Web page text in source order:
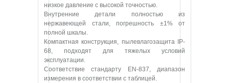
низкое давление с высокой точностью.
Внутренние детали полностью из
нержавеющей стали, погрешность ±1% от
полной шкалы.
Компактная конструкция, пылевлагозащита IP-
68, подходят для тяжелых условий
эксплуатации.
Соответствие стандарту EN-837, диапазон
измерения в соответствии с таблицей.